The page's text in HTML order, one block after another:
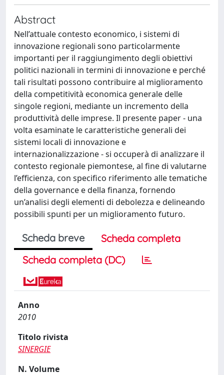
Abstract
Nell’attuale contesto economico, i sistemi di
innovazione regionali sono particolarmente
importanti per il raggiungimento degli obiettivi
politici nazionali in termini di innovazione e perché
tali risultati possono contribuire al miglioramento
della competitività economica generale delle
singole regioni, mediante un incremento della
produttività delle imprese. Il presente paper - una
volta esaminate le caratteristiche generali dei
sistemi locali di innovazione e
internazionalizzazione - si occuperà di analizzare il
contesto regionale piemontese, al fine di valutarne
l’efficienza, con specifico riferimento alle tematiche
della governance e della finanza, fornendo
un’analisi degli elementi di debolezza e delineando
possibili spunti per un miglioramento futuro.
Scheda breve
Scheda completa
Scheda completa (DC)
Anno
2010
Titolo rivista
SINERGIE
N. Volume